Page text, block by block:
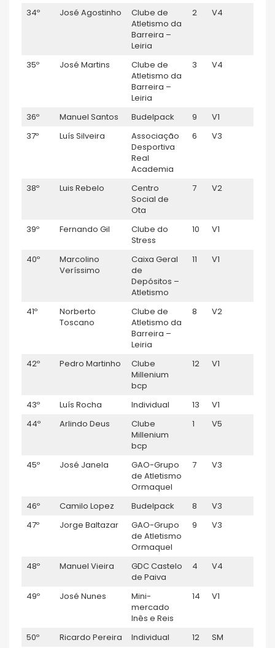
34º José Agostinho
Clube de
Atletismo da
Barreira –
Leiria
2 V4
35º José Martins
Clube de
Atletismo da
Barreira –
Leiria
3 V4
36º Manuel Santos Budelpack 9 V1
37º
Luís Silveira
Associação
Desportiva
Real
Academia
6 V3
38º Luis Rebelo
Centro
Social de
Ota
7 V2
39º Fernando Gil
Clube do
Stress
10 V1
40º
Marcolino
Veríssimo
Caixa Geral
de
Depósitos –
Atletismo
11 V1
41º
Norberto
Toscano
Clube de
Atletismo da
Barreira –
Leiria
8 V2
42º Pedro Martinho
Clube
Millenium
bcp
12 V1
43º Luís Rocha Individual 13 V1
44º
Arlindo Deus
Clube
Millenium
bcp
1 V5
45º José Janela
GAO-Grupo
de Atletismo
Ormaquel
7 V3
46º Camilo Lopez Budelpack 8 V3
47º
Jorge Baltazar
GAO-Grupo
de Atletismo
Ormaquel
9 V3
48º Manuel Vieira
GDC Castelo
de Paiva
4 V4
49º José Nunes
Mini-
mercado
Inês e Reis
14 V1
50º Ricardo Pereira Individual 12 SM